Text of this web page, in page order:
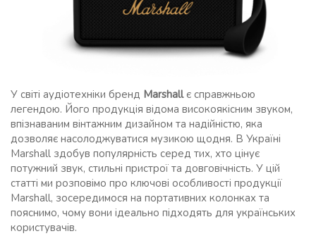
У світі аудіотехніки бренд Marshallє справжньою
легендою. Його продукція відома високоякісним звуком,
впізнаваним вінтажним дизайном та надійністю, яка
дозволяє насолоджуватися музикою щодня. В Україні
Marshall здобув популярність серед тих, хто цінує
потужний звук, стильні пристрої та довговічність. У цій
статті ми розповімо про ключові особливості продукції
Marshall, зосередимося на портативних колонках та
пояснимо, чому вони ідеально підходять для українських
користувачів.